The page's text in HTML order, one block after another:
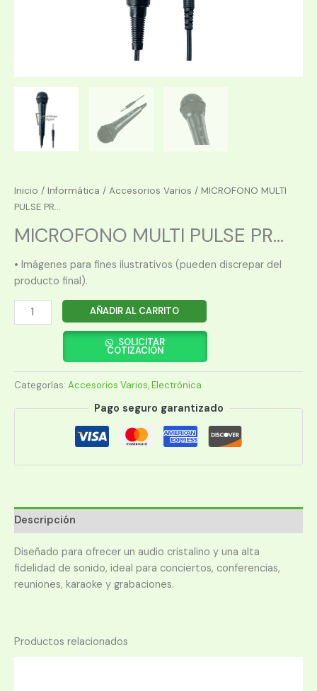
Inicio / Informática / Accesorios Varios / MICROFONO MULTI
PULSE PR...
MICROFONO MULTI PULSE PR...
• Imágenes para fines ilustrativos (pueden discrepar del
producto final).
MICROFONO
MULTI
3
SP803
AÑADIR AL CARRITO
SOLICITAR
COTIZACIÓN
Categorías: Accesorios Varios,Electrónica
Pago seguro garantizado
Descripción
Diseñado para ofrecer un audio cristalino y una alta
fidelidad de sonido, ideal para conciertos, conferencias,
reuniones, karaoke y grabaciones.
Productos relacionados